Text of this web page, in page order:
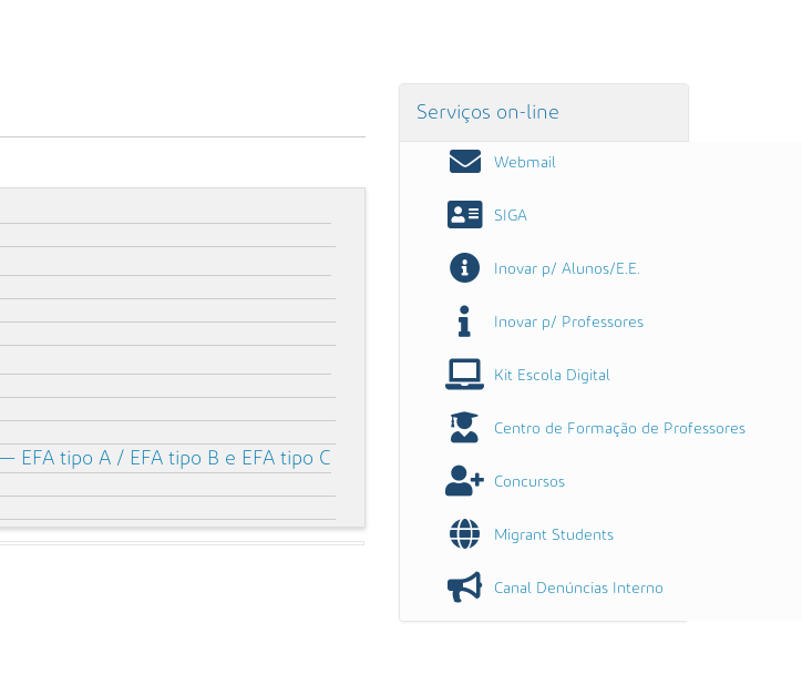
EFA tipo A / EFA tipo B e EFA tipo C
Serviços on-line
Webmail
SIGA
Inovar p/ Alunos/E.E.
Inovar p/ Professores
Kit Escola Digital
Centro de Formação de Professores
Concursos
Migrant Students
Canal Denúncias Interno